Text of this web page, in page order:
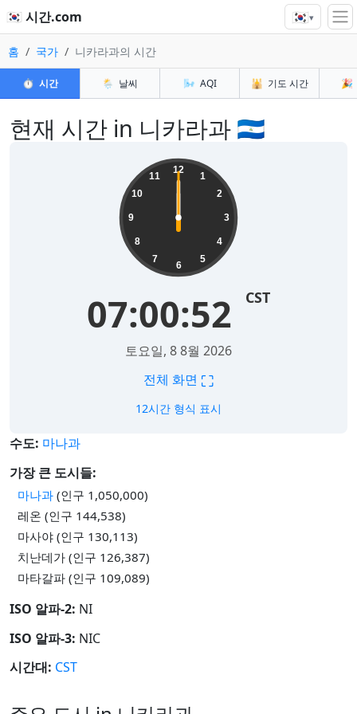
🇰🇷 시간.com 🇰🇷▾
홈 국가 니카라과의 시간
⏱️ 시간 🌦️ 날씨 🌬️ AQI 🕌 기도 시간 🎉
현재 시간 in 니카라과 🇳🇮
12
1
2
3
4
5
6
7
8
9
10
11
12:59:16 CST
2026년 8월 8일 토요일
전체 화면 ⛶
12시간 형식 표시
수도: 마나과
가장 큰 도시들:
마나과 (인구 1,050,000)
레온 (인구 144,538)
마사야 (인구 130,113)
치난데가 (인구 126,387)
마타갈파 (인구 109,089)
ISO 알파-2: NI
ISO 알파-3: NIC
시간대: CST